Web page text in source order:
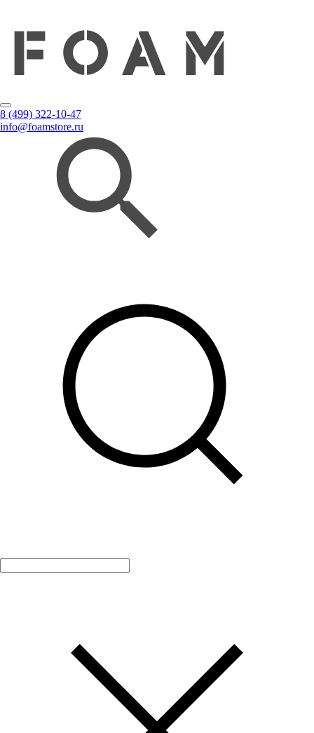
8 (499) 322-10-47
info@foamstore.ru